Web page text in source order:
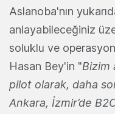
Aslanoba'nın
anlayabileceğiniz
soluklu ve
Hasan Bey'in "Bizim
pilot olarak, daha
Ankara, İzmir’de